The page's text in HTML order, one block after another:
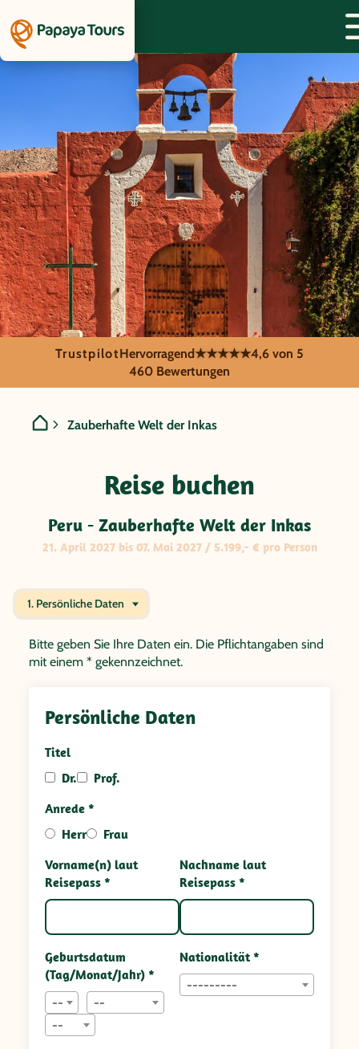
GRUPPENREISE:
Peru - Zauberhafte Welt
TrustpilotHervorragend★★★★★4,6 von 5
460 Bewertungen
Zauberhafte Welt der Inkas
Reise buchen
Peru - Zauberhafte Welt der Inkas
21. April 2027 bis 07. Mai 2027 / 5.199,- € pro Person
1. Persönliche Daten
Bitte geben Sie Ihre Daten ein. Die Pflichtangaben sind
mit einem * gekennzeichnet.
Persönliche Daten
Titel
Dr.
Prof.
Anrede *
Herr
Frau
Vorname(n) laut
Reisepass *
Nachname laut
Reisepass *
Geburtsdatum
(Tag/Monat/Jahr) *
--
--
--
Nationalität *
---------